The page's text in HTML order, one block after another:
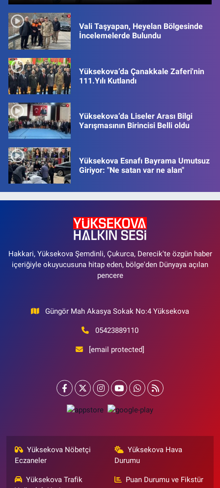
Vali Taşyapan, Heyelan Bölgesinde
İncelemelerde Bulundu
Yüksekova’da Çanakkale Zaferi'nin
111.Yılı Kutlandı
Yüksekova’da Liseler Arası Bilgi
Yarışmasının Birincisi Belli oldu
Yüksekova Esnafı Bayrama Umutsuz
Giriyor: "Ne satan var ne alan"
Hakkari, Yüksekova Şemdinli, Çukurca, Derecik'te özgün haber
içeriğiyle okuyucusuna hitap eden, bölge'den Dünyaya açılan
pencere
Güngör Mah Akasya Sokak No:4 Yüksekova
05423889110
[email protected]
Yüksekova Nöbetçi
Eczaneler
Yüksekova Hava
Durumu
Yüksekova Trafik
Puan Durumu ve Fikstür